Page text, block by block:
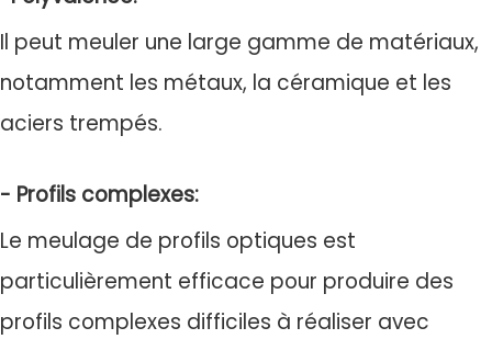
Il peut meuler une large gamme de matériaux,
notamment les métaux, la céramique et les
aciers trempés.
- Profils complexes:
Le meulage de profils optiques est
particulièrement efficace pour produire des
profils complexes difficiles à réaliser avec